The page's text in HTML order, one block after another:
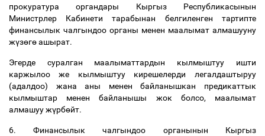
прокуратура органдары Кыргыз Республикасынын
Министрлер Кабинети тарабынан белгиленген тартипте
финансылык чалгындоо органы менен маалымат алмашууну
жүзөгөашырат.
Эгерде суралган маалыматтардын кылмыштуу ишти
каржылоо же кылмыштуу кирешелерди легалдаштыруу
(адалдоо) жана аны менен байланышкан предикаттык
кылмыштар менен байланышы жок болсо, маалымат
алмашуу жүрбөйт.
6. Финансылык чалгындоо органынын Кыргыз